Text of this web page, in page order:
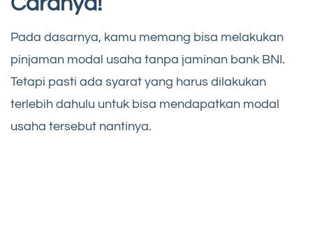
Pada dasarnya, kamu memang bisa melakukan
pinjaman modal usaha tanpa jaminan bank BNI.
Tetapi pasti ada syarat yang harus dilakukan
terlebih dahulu untuk bisa mendapatkan modal
usaha tersebut nantinya.